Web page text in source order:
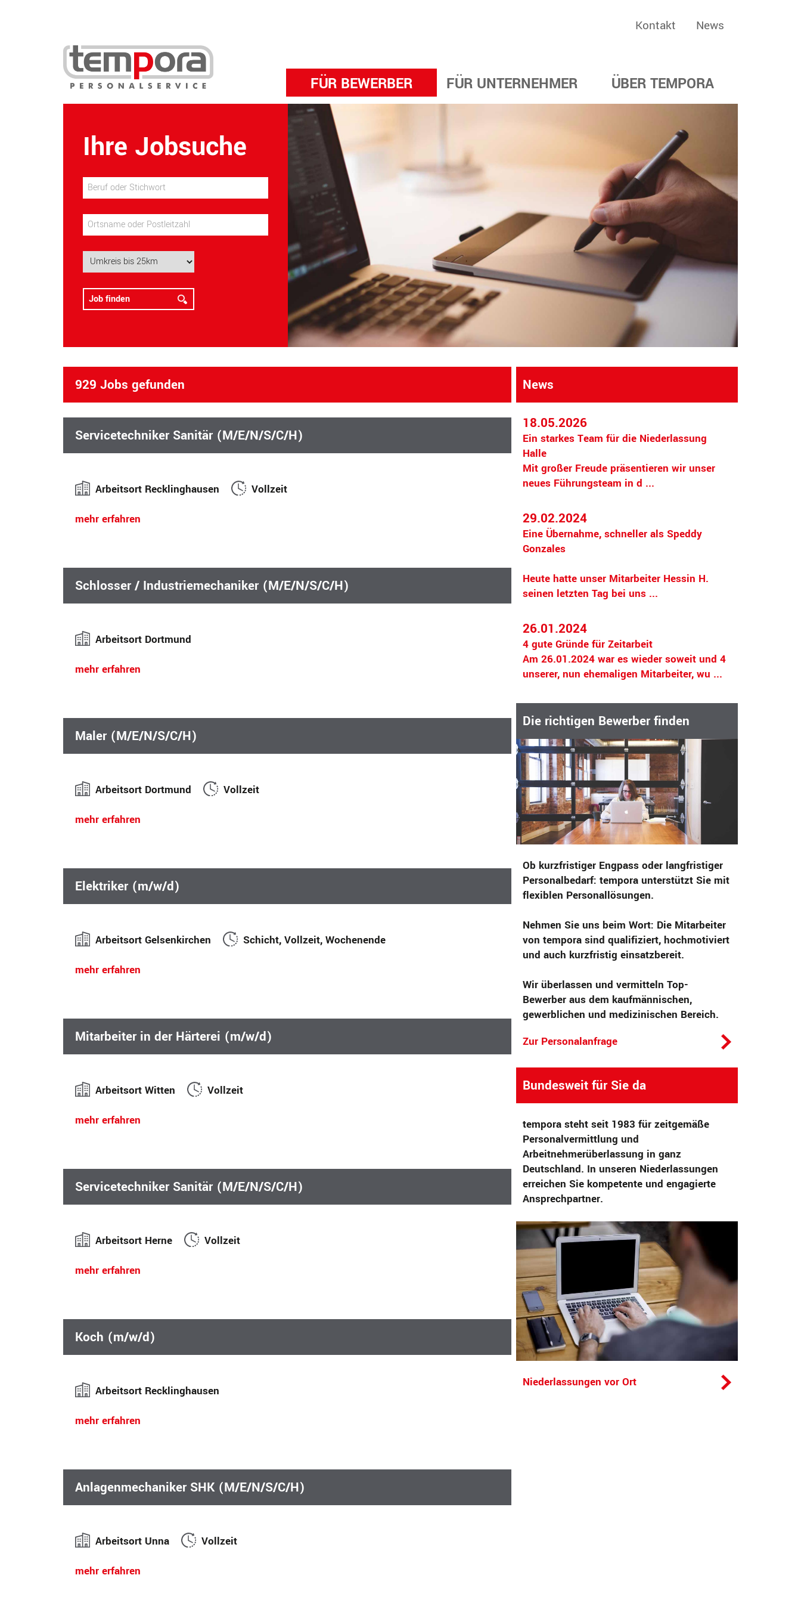
FÜR BEWERBER FÜR UNTERNEHMER ÜBER TEMPORA
Kontakt News
Ihre Jobsuche
929 Jobs gefunden
Servicetechniker Sanitär (M/E/N/S/C/H)
Arbeitsort Recklinghausen
Vollzeit
mehr erfahren
Schlosser / Industriemechaniker (M/E/N/S/C/H)
Arbeitsort Dortmund
mehr erfahren
Maler (M/E/N/S/C/H)
Arbeitsort Dortmund
Vollzeit
mehr erfahren
Elektriker (m/w/d)
Arbeitsort Gelsenkirchen
Schicht, Vollzeit, Wochenende
mehr erfahren
Mitarbeiter in der Härterei (m/w/d)
Arbeitsort Witten
Vollzeit
mehr erfahren
Servicetechniker Sanitär (M/E/N/S/C/H)
Arbeitsort Herne
Vollzeit
mehr erfahren
Koch (m/w/d)
Arbeitsort Recklinghausen
mehr erfahren
Anlagenmechaniker SHK (M/E/N/S/C/H)
Arbeitsort Unna
Vollzeit
mehr erfahren
News
18.05.2026
Ein starkes Team für die Niederlassung
Halle
Mit großer Freude präsentieren wir unser
neues Führungsteam in d ...
29.02.2024
Eine Übernahme, schneller als Speddy
Gonzales
Heute hatte unser Mitarbeiter Hessin H.
seinen letzten Tag bei uns ...
26.01.2024
4 gute Gründe für Zeitarbeit
Am 26.01.2024 war es wieder soweit und 4
unserer, nun ehemaligen Mitarbeiter, wu ...
Die richtigen Bewerber finden
Ob kurzfristiger Engpass oder langfristiger
Personalbedarf: tempora unterstützt Sie mit
flexiblen Personallösungen.
Nehmen Sie uns beim Wort: Die Mitarbeiter
von tempora sind qualifiziert, hochmotiviert
und auch kurzfristig einsatzbereit.
Wir überlassen und vermitteln Top-
Bewerber aus dem kaufmännischen,
gewerblichen und medizinischen Bereich.
Zur Personalanfrage
Bundesweit für Sie da
tempora steht seit 1983 für zeitgemäße
Personalvermittlung und
Arbeitnehmerüberlassung in ganz
Deutschland. In unseren Niederlassungen
erreichen Sie kompetente und engagierte
Ansprechpartner.
Niederlassungen vor Ort